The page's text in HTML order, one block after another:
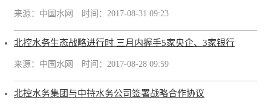
来源：中国水网 时间：2017-08-31 09:23
北控水务生态战略进行时 三月内握手5家央企、3家银行
来源：中国水网 时间：2017-08-28 09:59
北控水务集团与中持水务公司签署战略合作协议